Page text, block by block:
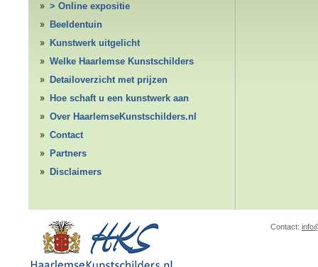
> Online expositie
Beeldentuin
Kunstwerk uitgelicht
Welke Haarlemse Kunstschilders
Detailoverzicht met prijzen
Hoe schaft u een kunstwerk aan
Over HaarlemseKunstschilders.nl
Contact
Partners
Disclaimers
Contact: